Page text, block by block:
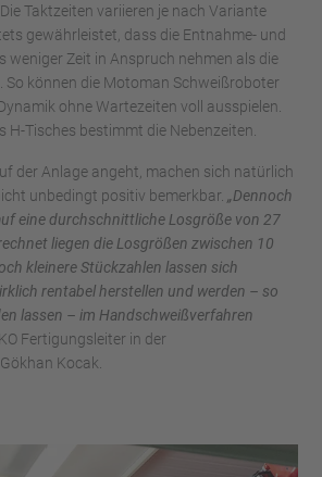
Taktzeiten variieren je nach Variante
gewährleistet, dass die Entnahme- und
weniger Zeit in Anspruch nehmen als die
So können die Motoman Schweißroboter
ohne Wartezeiten voll ausspielen.
H-Tisches bestimmt die Nebenzeiten.
der Anlage angeht, machen sich natürlich
unbedingt positiv bemerkbar. „Dennoch
eine durchschnittliche Losgröße von 27
liegen die Losgrößen zwischen 10
kleinere Stückzahlen lassen sich
rentabel herstellen und werden – so
lassen – im Handschweißverfahren
Fertigungsleiter in der
Kocak.